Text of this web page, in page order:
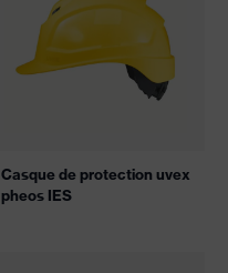
Casque de protection uvex
pheos IES